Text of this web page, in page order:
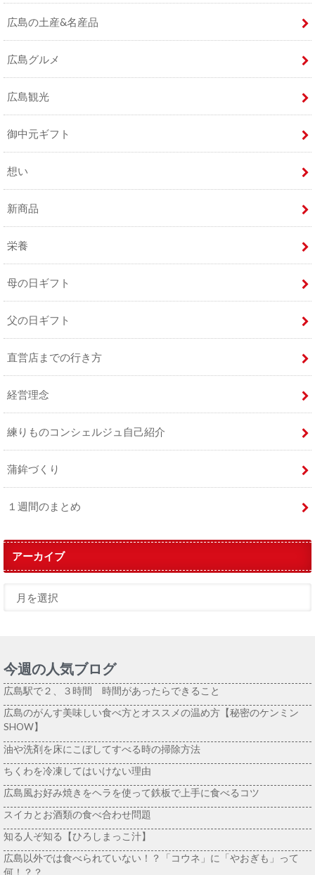
広島の土産&名産品
広島グルメ
広島観光
御中元ギフト
想い
新商品
栄養
母の日ギフト
父の日ギフト
直営店までの行き方
経営理念
練りものコンシェルジュ自己紹介
蒲鉾づくり
１週間のまとめ
アーカイブ
今週の人気ブログ
広島駅で２、３時間 時間があったらできること
広島のがんす美味しい食べ方とオススメの温め方【秘密のケンミン
SHOW】
油や洗剤を床にこぼしてすべる時の掃除方法
ちくわを冷凍してはいけない理由
広島風お好み焼きをヘラを使って鉄板で上手に食べるコツ
スイカとお酒類の食べ合わせ問題
知る人ぞ知る【ひろしまっこ汁】
広島以外では食べられていない！？「コウネ」に「やおぎも」って
何！？？